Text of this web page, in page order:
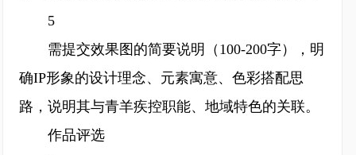
5
需提交效果图的简要说明（100-200字），明
确IP形象的设计理念、元素寓意、色彩搭配思
路，说明其与青羊疾控职能、地域特色的关联。
作品评选